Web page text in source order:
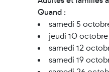
Quand :
samedi 5
jeudi 10 octobre
samedi 12
samedi 19